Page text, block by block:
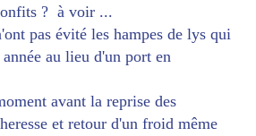
? à voir ...
pas évité les hampes de lys qui
au lieu d'un port en
avant la reprise des
et retour d'un froid même